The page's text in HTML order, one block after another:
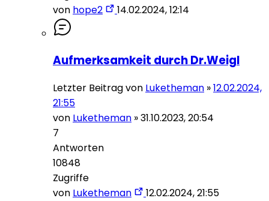
von hope2 14.02.2024, 12:14
Aufmerksamkeit durch Dr.Weigl
Letzter Beitrag von Luketheman »12.02.2024,
21:55
von Luketheman »31.10.2023, 20:54
7
Antworten
10848
Zugriffe
von Luketheman 12.02.2024, 21:55